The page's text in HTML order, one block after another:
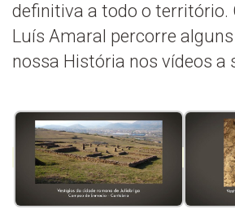
definitiva a todo o território.
Luís Amaral percorre
nossa História nos vídeos a